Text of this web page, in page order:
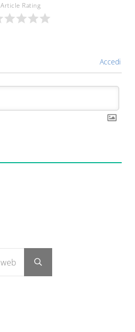
Article Rating
Accedi
Submit search